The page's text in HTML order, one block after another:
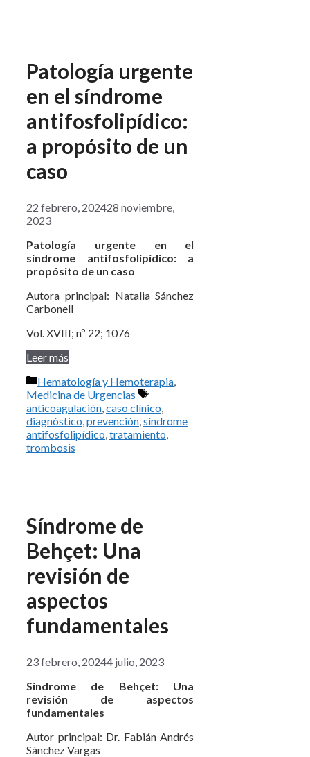
Patología urgente
en el síndrome
antifosfolipídico:
a propósito de un
caso
22 febrero, 202428 noviembre,
2023
Patología urgente en el
síndrome antifosfolipídico: a
propósito de un caso
Autora principal: Natalia Sánchez
Carbonell
Vol. XVIII; nº 22; 1076
Leer más
Categorías
Hematología y Hemoterapia
Medicina de Urgencias
Etiquetas
anticoagulación caso clínico
diagnóstico prevención síndrome
antifosfolipídico tratamiento
trombosis
Síndrome de
Behçet: Una
revisión de
aspectos
fundamentales
23 febrero, 20244 julio, 2023
Síndrome de Behçet: Una
revisión de aspectos
fundamentales
Autor principal: Dr. Fabián Andrés
Sánchez Vargas